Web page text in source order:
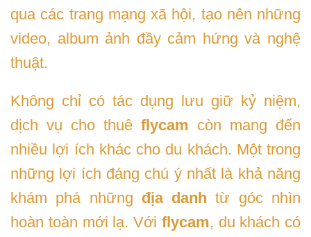
qua các trang mạng xã hội, tạo nên những
video, album ảnh đầy cảm hứng và nghệ
thuật.
Không chỉ có tác dụng lưu giữ kỷ niệm,
dịch vụ cho thuê flycam còn mang đến
nhiều lợi ích khác cho du khách. Một trong
những lợi ích đáng chú ý nhất là khả năng
khám phá những địa danh từ góc nhìn
hoàn toàn mới lạ. Với flycam, du khách có